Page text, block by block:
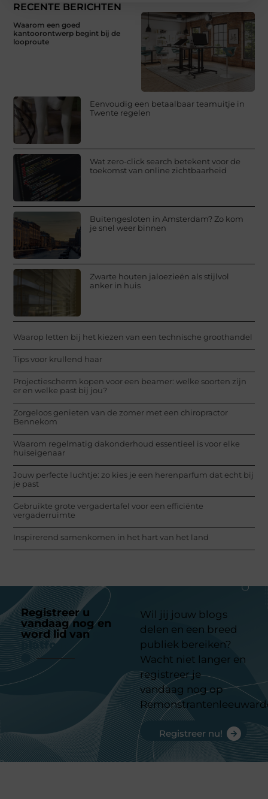
RECENTE BERICHTEN
Waarom een goed
kantoorontwerp begint bij de
looproute
Eenvoudig een betaalbaar teamuitje in
Twente regelen
Wat zero-click search betekent voor de
toekomst van online zichtbaarheid
Buitengesloten in Amsterdam? Zo kom
je snel weer binnen
Zwarte houten jaloezieën als stijlvol
anker in huis
Waarop letten bij het kiezen van een technische groothandel
Tips voor krullend haar
Projectiescherm kopen voor een beamer: welke soorten zijn
er en welke past bij jou?
Zorgeloos genieten van de zomer met een chiropractor
Bennekom
Waarom regelmatig dakonderhoud essentieel is voor elke
huiseigenaar
Jouw perfecte luchtje: zo kies je een herenparfum dat echt bij
je past
Gebruikte grote vergadertafel voor een efficiënte
vergaderruimte
Inspirerend samenkomen in het hart van het land
Registreer u
vandaag nog en
word lid van
platform
Wil jij jouw blogs
delen en een breed
publiek bereiken?
Wacht niet langer en
registreer je
vandaag nog op
Registreer nu!